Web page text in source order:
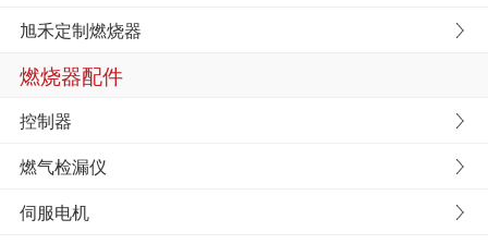
旭禾定制燃烧器
燃烧器配件
控制器
燃气检漏仪
伺服电机